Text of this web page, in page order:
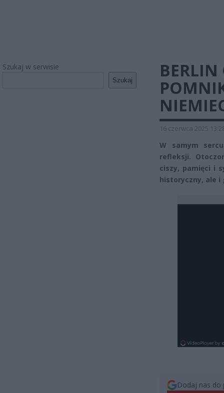
Szukaj w serwisie
Szukaj
BERLIN
16 czerwca 2025
W samym
refleksji.
ciszy, pamięci i
historyczny, ale i
Dodaj nas do